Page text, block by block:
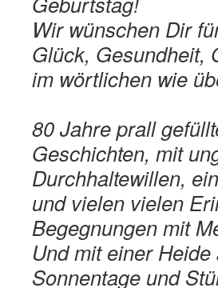
Wir wünschen Dir
Glück, Gesundheit,
im wörtlichen wie
80 Jahre prall
Geschichten, mit
Durchhaltewillen,
und vielen vielen
Begegnungen mit
Und mit einer
Sonnentage und